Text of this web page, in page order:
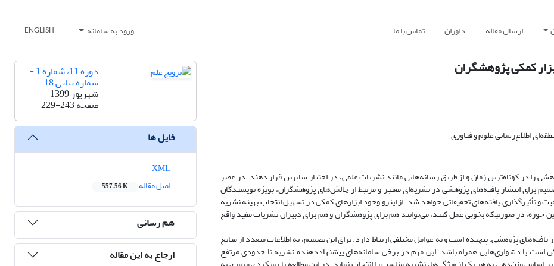
ارسال مقاله داوران تماس با ما ورود به سامانه ENGLISH
کمکی پژوهشگران
اطلاع‌رسانی علوم و فناوری
را در کوتا‌ه‌ترین زمان و از طریق رسانه‌‌هایی مانند نشریات علمی، در اختیار سایرین قرار دهند. در عصر
برای انتشار یافته‌های پژوهشی در نشریه‌ای معتبر و مرتبط از چالش‌های پژوهشگران، بویژه نویسندگان
و تأثیرگذاری یافته‌های تحقیقاتی خواهد شد. از اینرو وجود ابزارهای کمکی در تسهیل انتخاب بهینه نشریه
در صورتیکه بخوبی عمل کنند، می‌توانند هم برای پژوهشگران و هم برای دبیران نشریات مفید واقع
پژوهشی، پیچیده است و به عوامل مختلفی ارتباط دارد. برای این تصمیم، به اطلاعات متعدد از منابع
است با دشواری‌هایی همراه باشد. این مهم در برخی سامانه‌های پیشنهاددهنده نشریه تا حدودی مرتفع
دوره 11، شماره 1 -
شماره پیاپی 18
شهریور 1399
صفحه229-243
فایل ها
اصل مقاله
557.56 K
هم رسانی
ارجاع به این مقاله